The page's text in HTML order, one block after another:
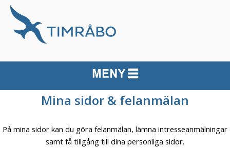
Mina sidor & felanmälan
På mina sidor kan du göra felanmälan, lämna intresseanmälningar
samt få tillgång till dina personliga sidor.